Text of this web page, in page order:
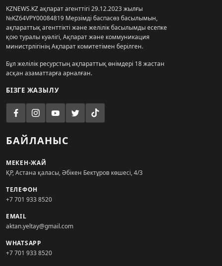
KZNEWS.KZ ақпарат агенттігі 29.12.2023 жылғы
№KZ64VPY00084819 Мерзімді баспасөз басылымын,
ақпараттық агенттікті және желілік басылымды есепке
қою туралы куәлігі, Ақпарат және коммуникация
министрлігінің Ақпарат комитетімен берілген.
Бұл желілік ресурстың ақпараттық өнімдері 18 жастан
асқан азаматтарға арналған.
БІЗГЕ ЖАЗЫЛУ
БАЙЛАНЫС
МЕКЕН-ЖАЙ
ҚР, Астана қаласы, Әбікен Бектұров көшесі, 4/3
ТЕЛЕФОН
+7 701 933 8520
EMAIL
aktan.yeltay@gmail.com
WHATSAPP
+7 701 933 8520